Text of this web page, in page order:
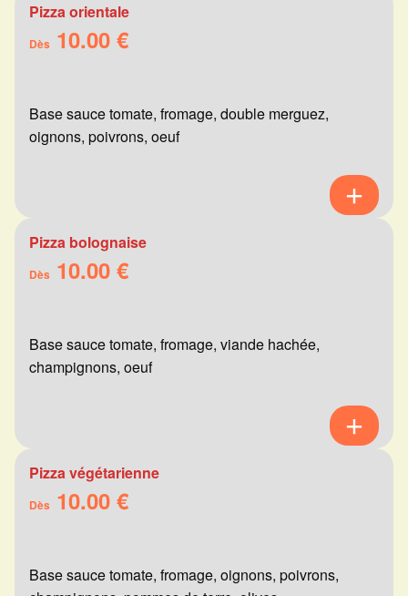
Pizza orientale
Dès 10.00 €
Base sauce tomate, fromage, double merguez,
oignons, poivrons, oeuf
Pizza bolognaise
Dès 10.00 €
Base sauce tomate, fromage, viande hachée,
champignons, oeuf
Pizza végétarienne
Dès 10.00 €
Base sauce tomate, fromage, oignons, poivrons,